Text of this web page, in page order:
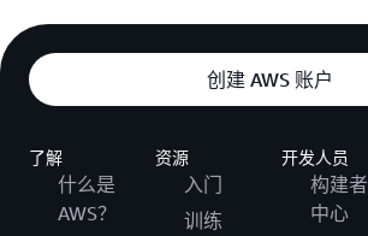
创建 AWS 账户
了解
什么是
AWS？
资源
入门
训练
开发人员
构建者
中心